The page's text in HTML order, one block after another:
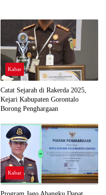
Kabar
Catat Sejarah di Rakerda 2025,
Kejari Kabupaten Gorontalo
Borong Penghargaan
Kabar